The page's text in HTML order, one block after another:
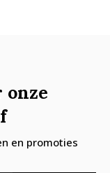
onze
en promoties